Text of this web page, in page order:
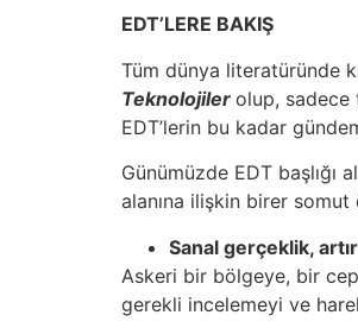
EDT’LERE BAKIŞ
Tüm dünya literatüründe
Teknolojiler olup, sadece
EDT’lerin bu kadar
Günümüzde EDT başlığı
alanına ilişkin birer somut
Sanal gerçeklik,
Askeri bir bölgeye, bir
gerekli incelemeyi ve